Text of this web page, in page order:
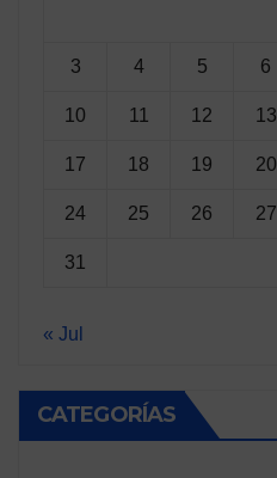
3 4 5 6
10 11 12 13
17 18 19 20
24 25 26 27
31
« Jul
CATEGORÍAS